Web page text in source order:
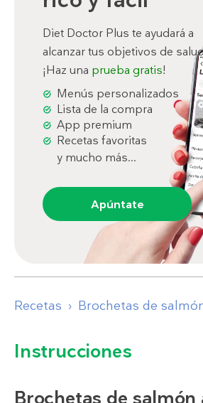
Diet Doctor Plus te ayudará a
alcanzar tus objetivos de
¡Haz una prueba gratis!
Menús personalizados
Lista de la compra
App premium
Recetas favoritas
y mucho más...
Apúntate
Recetas Brochetas de salmón
Instrucciones
Brochetas de salmón